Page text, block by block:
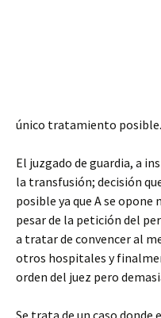
único tratamiento posible.
El juzgado de guardia, a
la transfusión; decisión
posible ya que A se
pesar de la petición del
a tratar de convencer al
otros hospitales y
orden del juez pero
Se trata de un caso